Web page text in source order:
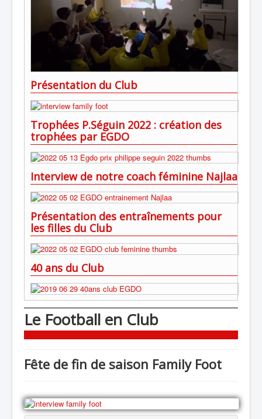
Présentation du Club
Trophées P.Séguin 2022 : création des
trophées par EGDO
Interview de notre coach féminine Najlaa
Présentation des entraînements pour
les filles du Club
40 ans du Club
Le Football en Club
Fête de fin de saison Family Foot